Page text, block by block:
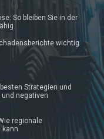
So bleiben Sie in der
wichtig
Strategien und
negativen
regionale
kann